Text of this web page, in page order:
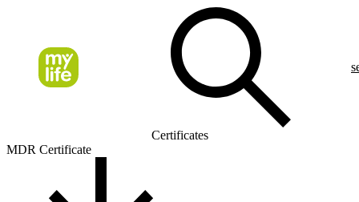
Certificates
MDR Certificate